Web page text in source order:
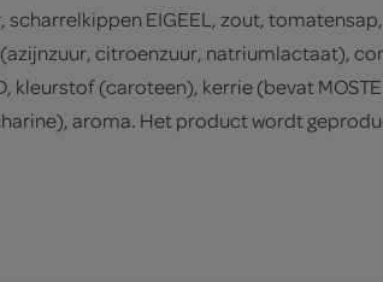
scharrelkippen EIGEEL, zout,
(azijnzuur, citroenzuur, natriumlactaat),
kleurstof (caroteen), kerrie (bevat
aroma. Het product wordt